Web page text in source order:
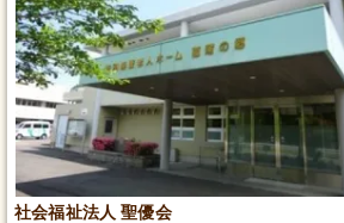
社会福祉法人 聖優会